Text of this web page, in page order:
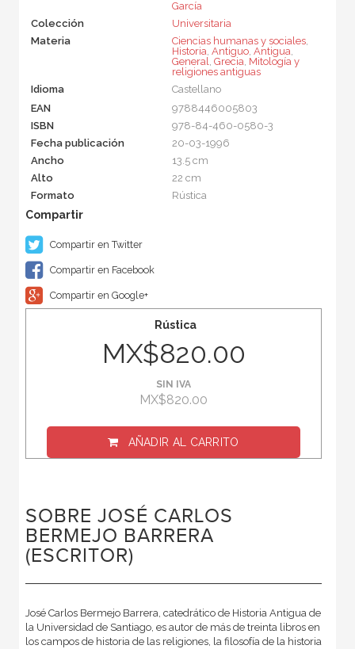
García
Colección
Universitaria
Materia
Ciencias humanas y sociales,
Historia, Antiguo, Antigua,
General, Grecia, Mitología y
religiones antiguas
Idioma
Castellano
EAN
9788446005803
ISBN
978-84-460-0580-3
Fecha publicación
20-03-1996
Ancho
13.5 cm
Alto
22 cm
Formato
Rústica
Compartir en Twitter
Compartir en Facebook
Compartir en Google+
Rústica
MX$820.00
SIN IVA
MX$820.00
AÑADIR AL CARRITO
SOBRE JOSÉ CARLOS
BERMEJO BARRERA
(ESCRITOR)
José Carlos Bermejo Barrera, catedrático de Historia Antigua de
la Universidad de Santiago, es autor de más de treinta libros en
los campos de historia de las religiones, la filosofía de la historia